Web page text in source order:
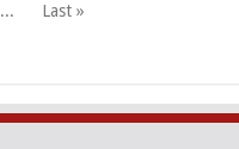
... Last »